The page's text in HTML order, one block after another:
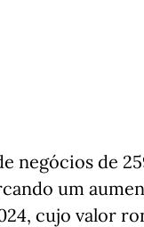
negócios de
um
cujo valor